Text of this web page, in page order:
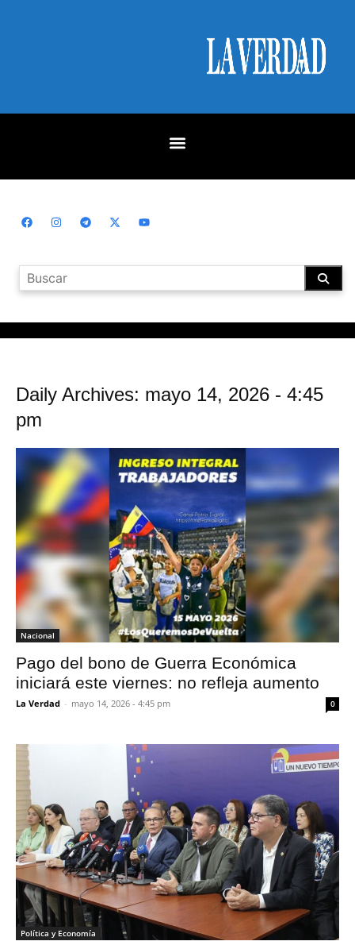
Daily Archives: mayo 14, 2026 - 4:45
pm
Nacional
Pago del bono de Guerra Económica
iniciará este viernes: no refleja aumento
La Verdad - mayo 14, 2026 - 4:45 pm 0
Política y Economía